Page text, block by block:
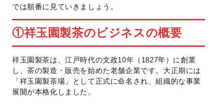
では順番に見ていきましょう。
①祥玉園製茶のビジネスの概要
祥玉園製茶は、江戸時代の文政10年（1827年）に創業
し、茶の製造・販売を始めた老舗企業です。大正期には
「祥玉園製茶場」として正式に命名され、組織的な事業
展開が本格化しました。